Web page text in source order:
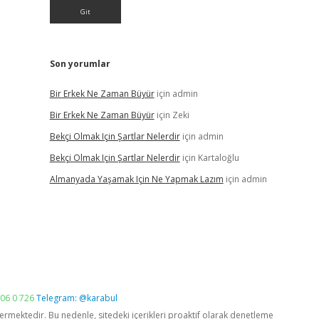
Son yorumlar
Bir Erkek Ne Zaman Büyüriçin admin
Bir Erkek Ne Zaman Büyüriçin Zeki
Bekçi Olmak Için Şartlar Nelerdiriçin admin
Bekçi Olmak Için Şartlar Nelerdiriçin Kartaloğlu
Almanyada Yaşamak Için Ne Yapmak Lazım için admin
0 726Telegram: @karabul
Bu nedenle, sitedeki içerikleri proaktif olarak denetleme